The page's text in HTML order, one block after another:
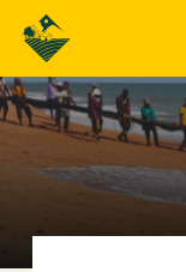
Skip
main
content